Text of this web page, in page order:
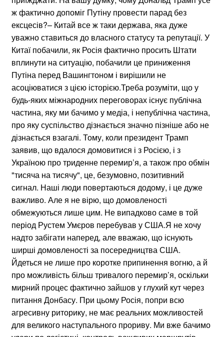
ж фактично допоміг Путіну провести парад без
ексцесів?– Китай все ж таки держава, яка дуже
уважно ставиться до власного статусу та репутації. У
Китаї побачили, як Росія фактично просить Штати
вплинути на ситуацію, побачили це приниження
Путіна перед Вашингтоном і вирішили не
асоціюватися з цією історією.Треба розуміти, що у
будь-яких міжнародних переговорах існує публічна
частина, яку ми бачимо у медіа, і непублічна частина,
про яку суспільство дізнається значно пізніше або не
дізнається взагалі. Тому, коли президент Трамп
заявив, що вдалося домовитися і з Росією, і з
Україною про триденне перемир’я, а також про обмін
"тисяча на тисячу", це, безумовно, позитивний
сигнал. Наші люди повертаються додому, і це дуже
важливо. Але я не вірю, що домовленості
обмежуються лише цим. Не випадково саме в той
період Рустем Умєров перебував у США.Я не хочу
надто забігати наперед, але вважаю, що існують
ширші домовленості за посередництва США.
Йдеться не лише про коротке припинення вогню, а й
про можливість більш тривалого перемир’я, оскільки
мирний процес фактично зайшов у глухий кут через
питання Донбасу. При цьому Росія, попри всю
агресивну риторику, не має реальних можливостей
для великого наступального прориву. Ми вже бачимо